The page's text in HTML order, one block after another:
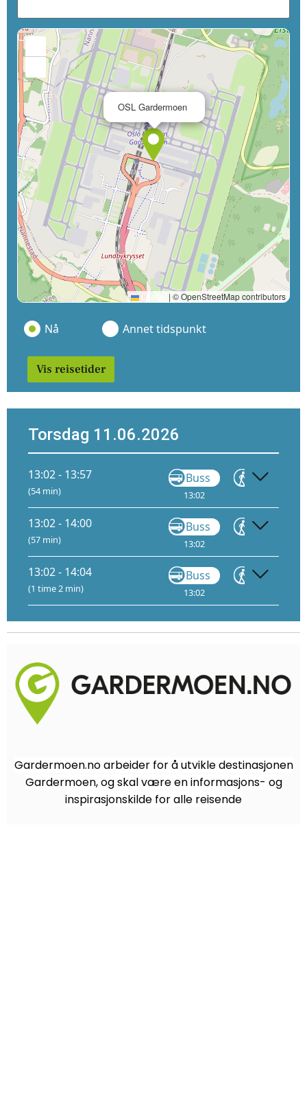
OSL Gardermoen
Leaflet | © OpenStreetMap contributors
Nå Annet tidspunkt
Vis reisetider
Torsdag 11.06.2026
13:02 - 13:57
(54 min)
Buss
13:02
Gå
13:02 - 14:00
(57 min)
Buss
13:02
Gå
13:02 - 14:04
(1 time 2 min)
Buss
13:02
Gå
Gardermoen.no arbeider for å utvikle destinasjonen
Gardermoen, og skal være en informasjons- og
inspirasjonskilde for alle reisende